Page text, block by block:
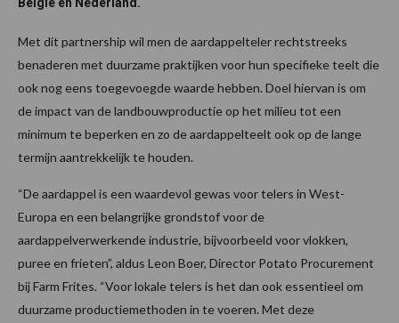
Met dit partnership wil men de aardappelteler rechtstreeks
benaderen met duurzame praktijken voor hun specifieke teelt die
ook nog eens toegevoegde waarde hebben. Doel hiervan is om
de impact van de landbouwproductie op het milieu tot een
minimum te beperken en zo de aardappelteelt ook op de lange
termijn aantrekkelijk te houden.
“De aardappel is een waardevol gewas voor telers in West-
Europa en een belangrijke grondstof voor de
aardappelverwerkende industrie, bijvoorbeeld voor vlokken,
puree en frieten”, aldus Leon Boer, Director Potato Procurement
bij Farm Frites. “Voor lokale telers is het dan ook essentieel om
duurzame productiemethoden in te voeren. Met deze